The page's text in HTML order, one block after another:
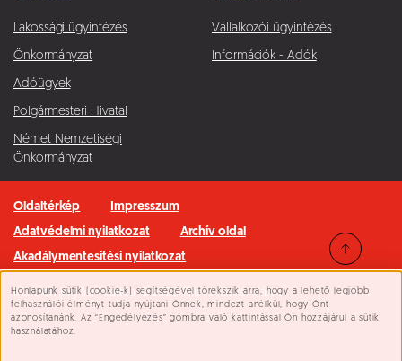
Süti beállítások
Honlapunk sütik (cookie-k) segítségével törekszik arra, hogy a lehető legjobb
felhasználói élményt tudja nyújtani Önnek, mindezt anélkül, hogy Önt
azonosítanánk. Az “Engedélyezés” gombra való kattintással Ön hozzájárul a sütik
használatához.
Lakossági ügyintézés
Önkormányzat
Adóügyek
Polgármesteri Hivatal
Német Nemzetiségi
Önkormányzat
Vállalkozói ügyintézés
Információk - Adók
Oldaltérkép
Impresszum
Adatvédelmi nyilatkozat
Archív oldal
Akadálymentesítési nyilatkozat
Minden jog fenntartva © 2026 Pilisvörösvár Város